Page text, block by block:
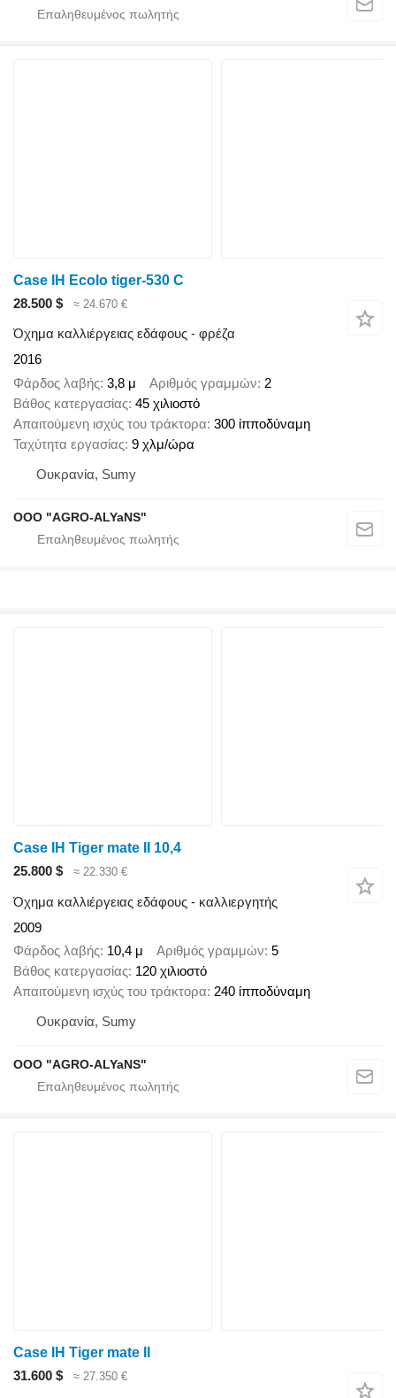
Case IH Ecolo tiger-530 C
28.500 $
≈ 24.670 €
Όχημα καλλιέργειας εδάφους - φρέζα
2016
Φάρδος λαβής 3,8 μ Αριθμός γραμμών 2
Βάθος κατεργασίας 45 χιλιοστό
Απαιτούμενη ισχύς του τράκτορα 300 ίπποδύναμη
Ταχύτητα εργασίας 9 χλμ/ώρα
Ουκρανία, Sumy
OOO "AGRO-ALYaNS"
Case IH Tiger mate II 10,4
25.800 $
≈ 22.330 €
Όχημα καλλιέργειας εδάφους - καλλιεργητής
2009
Φάρδος λαβής 10,4 μ Αριθμός γραμμών 5
Βάθος κατεργασίας 120 χιλιοστό
Απαιτούμενη ισχύς του τράκτορα 240 ίπποδύναμη
Ουκρανία, Sumy
OOO "AGRO-ALYaNS"
Case IH Tiger mate II
31.600 $
≈ 27.350 €